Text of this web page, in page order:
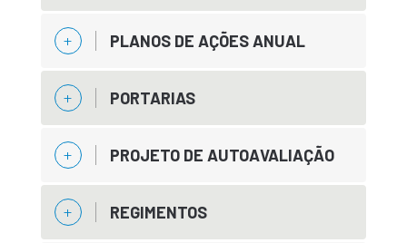
PLANOS DE AÇÕES ANUAL
PORTARIAS
PROJETO DE AUTOAVALIAÇÃO
REGIMENTOS